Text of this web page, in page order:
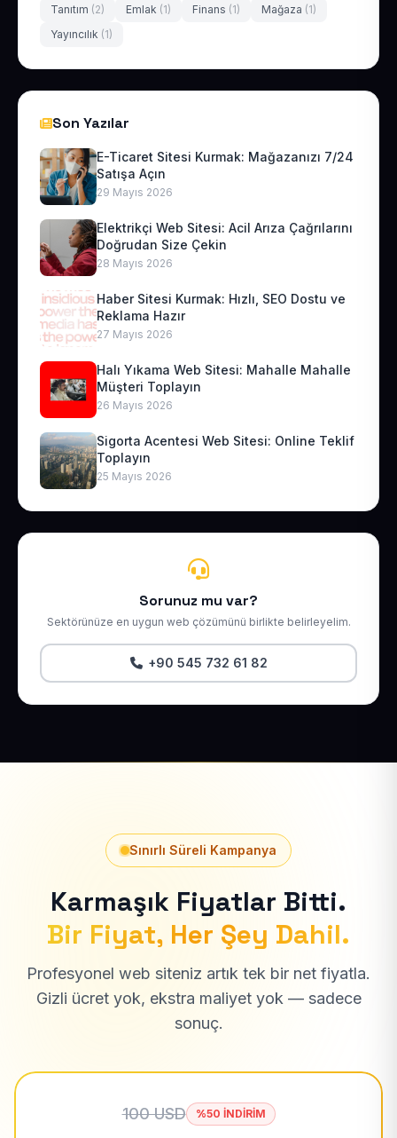
Tanıtım (2) Emlak (1) Finans (1) Mağaza (1)
Yayıncılık (1)
Son Yazılar
E-Ticaret Sitesi Kurmak: Mağazanızı 7/24
Satışa Açın
29 Mayıs 2026
Elektrikçi Web Sitesi: Acil Arıza Çağrılarını
Doğrudan Size Çekin
28 Mayıs 2026
Haber Sitesi Kurmak: Hızlı, SEO Dostu ve
Reklama Hazır
27 Mayıs 2026
Halı Yıkama Web Sitesi: Mahalle Mahalle
Müşteri Toplayın
26 Mayıs 2026
Sigorta Acentesi Web Sitesi: Online Teklif
Toplayın
25 Mayıs 2026
Sorunuz mu var?
Sektörünüze en uygun web çözümünü birlikte belirleyelim.
+90 545 732 61 82
Sınırlı Süreli Kampanya
Karmaşık Fiyatlar Bitti.
Bir Fiyat, Her Şey Dahil.
Profesyonel web siteniz artık tek bir net fiyatla.
Gizli ücret yok, ekstra maliyet yok — sadece
sonuç.
100 USD %50 İNDİRİM